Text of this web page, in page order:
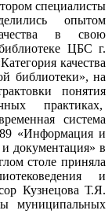
специалисты
опытом
в свою
ЦБС г.
качества
библиотеки», на
понятия
практиках,
система
«Информация и
документация» в
столе приняла
и
Кузнецова Т.Я.
муниципальных